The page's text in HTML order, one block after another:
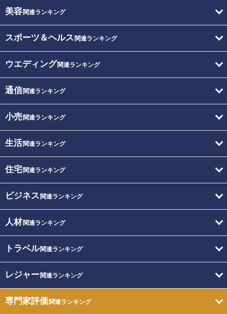
美容関連ランキング
スポーツ＆ヘルス 関連ランキング
ウエディング関連ランキング
通信関連ランキング
小売関連ランキング
生活関連ランキング
住宅関連ランキング
ビジネス 関連ランキング
人材関連ランキング
トラベル関連ランキング
レジャー関連ランキング
専門家評価関連ランキング